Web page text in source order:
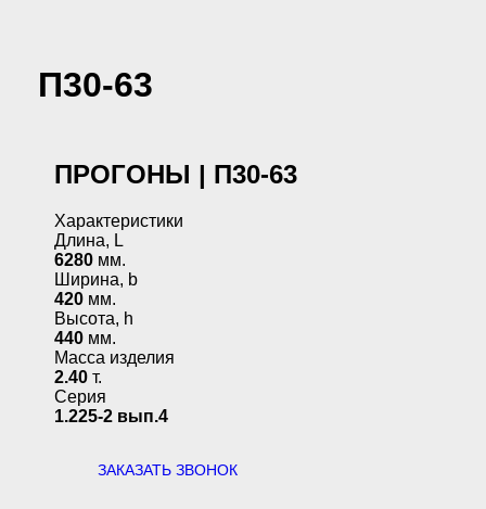
П30-63
ПРОГОНЫ | П30-63
Характеристики
Длина, L
6280 мм.
Ширина, b
420 мм.
Высота, h
440 мм.
Масса изделия
2.40 т.
Серия
1.225-2 вып.4
ЗАКАЗАТЬ ЗВОНОК